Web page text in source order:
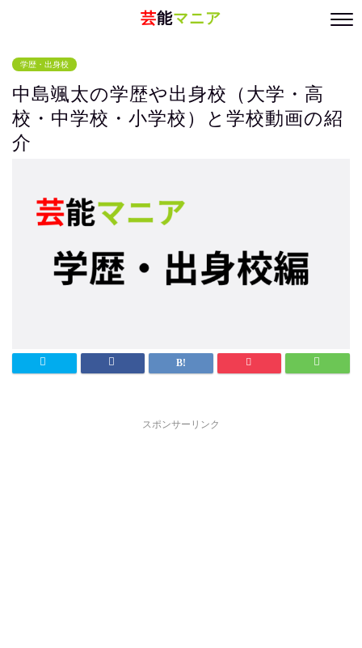
芸能マニア
学歴・出身校
中島颯太の学歴や出身校（大学・高
校・中学校・小学校）と学校動画の紹
介
スポンサーリンク